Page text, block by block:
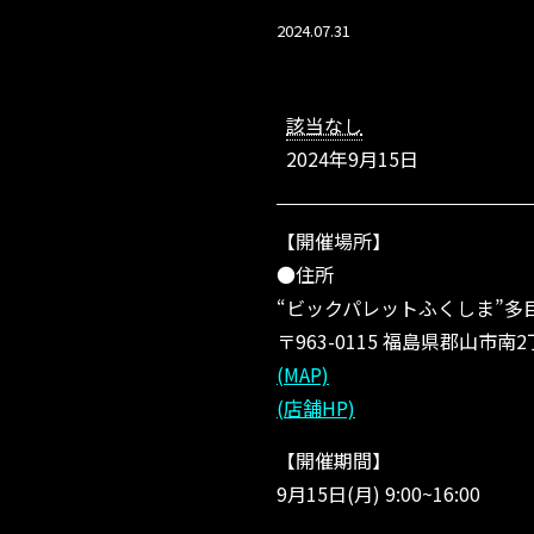
2024.07.31
島
県】
ふ
フ
シ
ン
グ
フ
ス
タ
該当なし
2024年9月15日
【開催場所】
●住所
“ビックパレットふくしま”多
〒963-0115 福島県郡山市南2
(MAP)
(店舗HP)
【開催期間】
9月15日(月) 9:00~16:00